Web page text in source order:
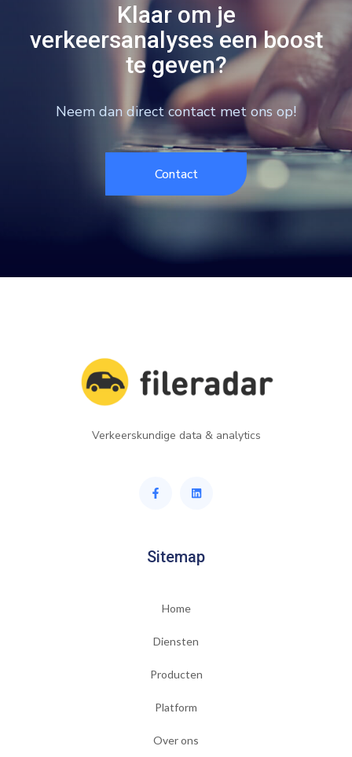
Klaar om je
verkeersanalyses een boost
te geven?
Neem dan direct contact met ons op!
Contact
Verkeerskundige data & analytics
Sitemap
Home
Diensten
Producten
Platform
Over ons